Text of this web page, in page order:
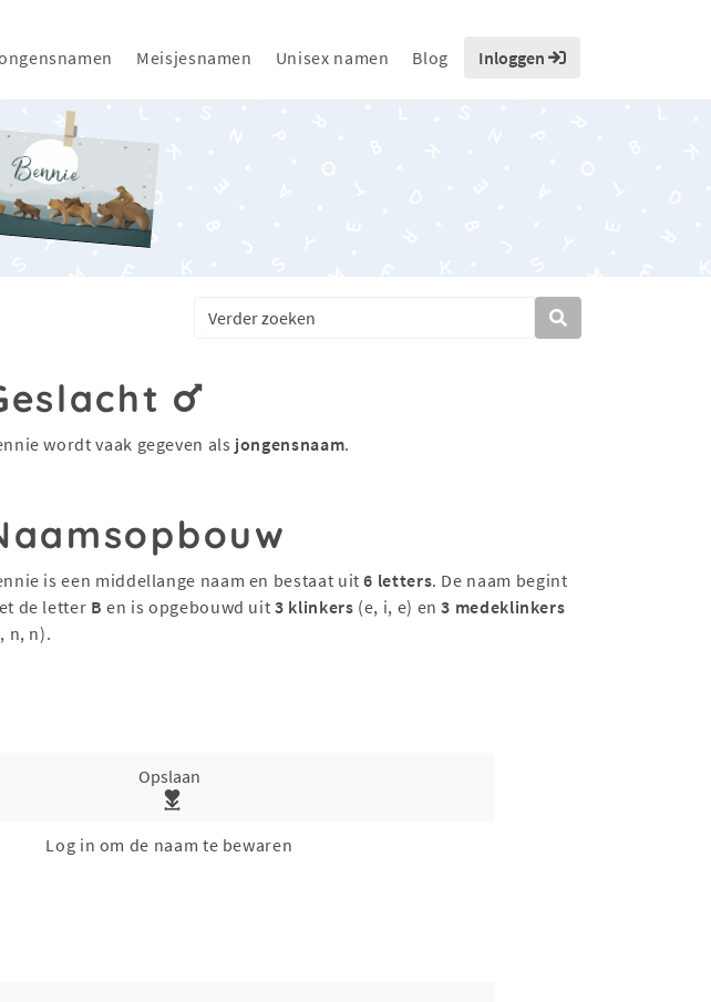
Meisjesnamen Unisex namen Blog Inloggen
wordt vaak gegeven als jongensnaam.
is een middellange naam en bestaat uit6 letters. De naam begint
de letter B en is opgebouwd uit3 klinkers (e, i, e) en3 medeklinkers
n, n).
Opslaan
Log in om de naam te bewaren